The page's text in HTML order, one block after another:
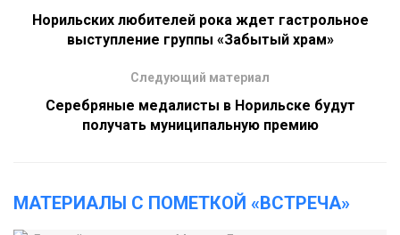
Норильских любителей рока ждет гастрольное
выступление группы «Забытый храм»
Следующий материал
Серебряные медалисты в Норильске будут
получать муниципальную премию
МАТЕРИАЛЫ С ПОМЕТКОЙ «ВСТРЕЧА»